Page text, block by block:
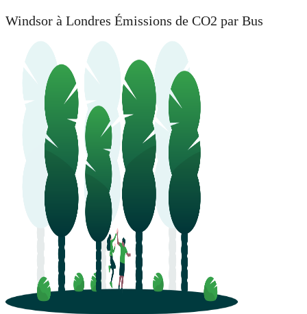
Windsor à Londres Émissions de CO2 par Bus